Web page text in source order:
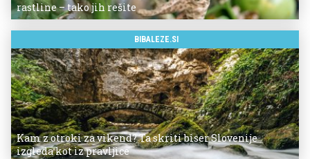
rastline – tako jih rešite
BIBALEZE.SI
Kam z otroki za vikend? Ta skriti biser Slovenije
izgleda kot iz pravljice